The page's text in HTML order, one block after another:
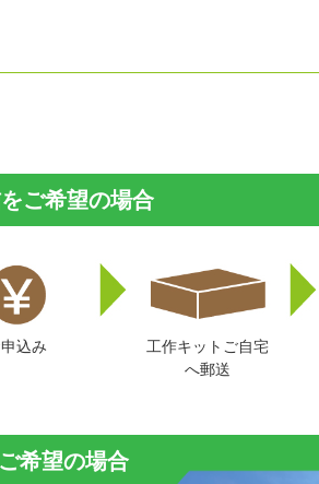
ご希望の場合
込み
工作キットご自宅
へ郵送
希望の場合